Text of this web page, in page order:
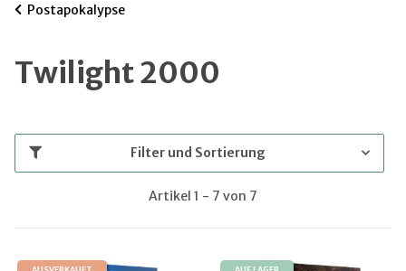
Postapokalypse
Twilight 2000
Filter und Sortierung
Artikel 1 - 7 von 7